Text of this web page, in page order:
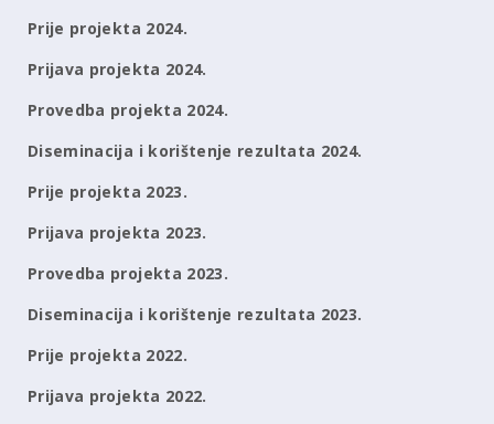
Prije projekta 2024.
Prijava projekta 2024.
Provedba projekta 2024.
Diseminacija i korištenje rezultata 2024.
Prije projekta 2023.
Prijava projekta 2023.
Provedba projekta 2023.
Diseminacija i korištenje rezultata 2023.
Prije projekta 2022.
Prijava projekta 2022.